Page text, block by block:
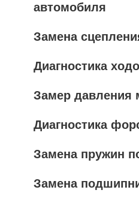
автомобиля
Замена
Диагностика
Замер давления
Диагностика
Замена пружин
Замена